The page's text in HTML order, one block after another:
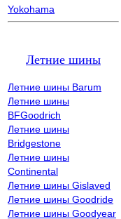
Yokohama
Летние шины
Летние шины Barum
Летние шины
BFGoodrich
Летние шины
Bridgestone
Летние шины
Continental
Летние шины Gislaved
Летние шины Goodride
Летние шины Goodyear